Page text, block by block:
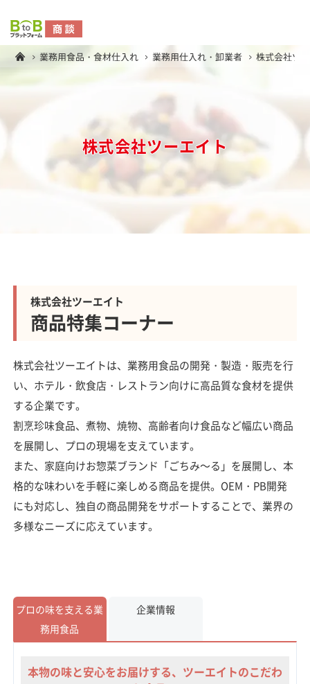
業務用食品・食材仕入れ 業務用仕入れ・卸業者 株式会社ツ
株式会社ツーエイト
株式会社ツーエイト
商品特集コーナー
株式会社ツーエイトは、業務用食品の開発・製造・販売を行
い、ホテル・飲食店・レストラン向けに高品質な食材を提供
する企業です。
割烹珍味食品、煮物、焼物、高齢者向け食品など幅広い商品
を展開し、プロの現場を支えています。
また、家庭向けお惣菜ブランド「ごちみ～る」を展開し、本
格的な味わいを手軽に楽しめる商品を提供。OEM・PB開発
にも対応し、独自の商品開発をサポートすることで、業界の
多様なニーズに応えています。
プロの味を支える業
務用食品
企業情報
本物の味と安心をお届けする、ツーエイトのこだわ